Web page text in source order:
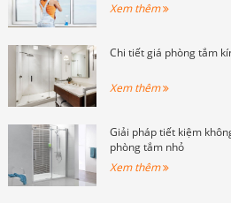
Xem thêm
Chi tiết giá phòng tắm
Xem thêm
Giải pháp tiết kiệm
phòng tắm nhỏ
Xem thêm